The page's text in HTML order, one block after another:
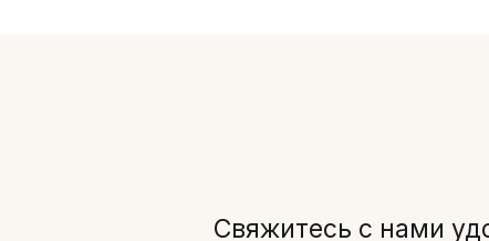
Свяжитесь с нами